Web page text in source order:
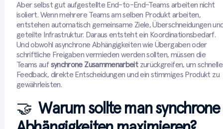
Aber selbst gut aufgestellte End-to-End-Teams arbeiten nicht
isoliert. Wenn mehrere Teams am selben Produkt arbeiten,
entstehen automatisch gemeinsame Ziele, Überschneidungen
geteilte Infrastruktur. Daraus entsteht ein Koordinationsbedarf.
Und obwohl asynchrone Abhängigkeiten wie Übergaben oder
schriftliche Freigaben vermieden werden sollten, müssen die
Teams aufsynchrone Zusammenarbeitzurückgreifen, um
Feedback, direkte Entscheidungen und ein stimmiges Produkt zu
gewährleisten.
🤝 Warum sollte man synchrone